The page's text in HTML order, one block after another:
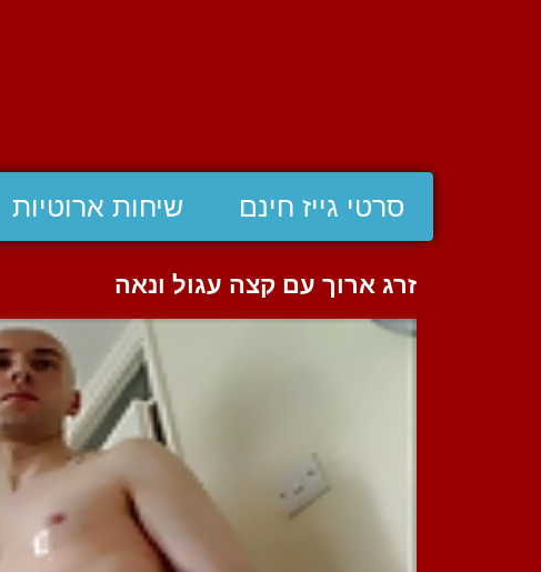
סרטי גייז חינם שיחות ארוטיות
זרג ארוך עם קצה עגול ונאה